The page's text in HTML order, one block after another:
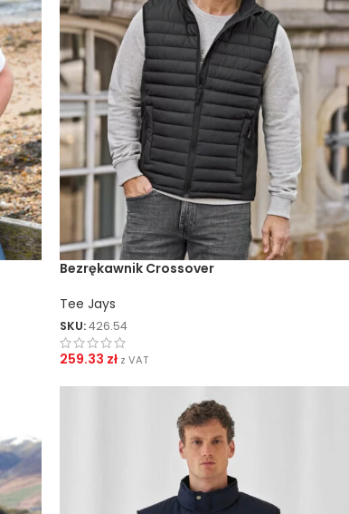
ZNAKOWANIA
Sitodruk Transferowy
Sitodruk Bezpośredni
DTF
Flex / Flock
Haft
Bezrękawnik Crossover
Tee Jays
SKU:426.54
259.33 zł z VAT